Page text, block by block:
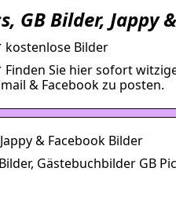
GB Bilder, Jappy
Bilder
Sie hier sofort
& Facebook zu posten.
& Facebook Bilder
Gästebuchbilder GB